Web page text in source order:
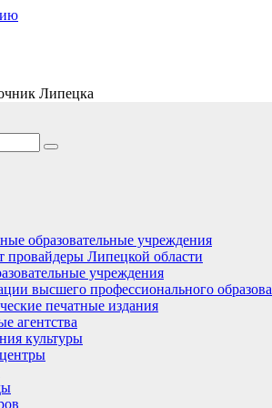
Липецка
образовательные учреждения
провайдеры Липецкой области
учреждения
высшего профессионального
печатные издания
агентства
культуры